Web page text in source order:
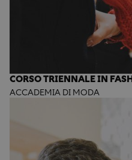
CORSO TRIENNALE IN
ACCADEMIA DI MODA